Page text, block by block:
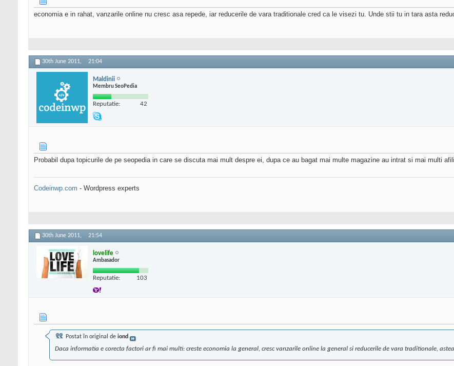
economia e in rahat, vanzarile online nu cresc asa repede, iar reducerile de vara traditionale cred ca le visezi tu. Unde stii tu in tara asta
30th June 2011, 21:04
Maldinii
Membru SeoPedia
Reputatie: 42
Probabil dupa topicurile de pe seopedia in care se discuta mai mult despre ei, dupa ce au bagat mai multe magazine au intrat si mai multi
Codeinwp.com - Wordpress experts
30th June 2011, 21:54
lovelife
Ambasador
Reputatie: 103
Postat în original de iond
Daca informatia e corecta factori ar fi mai multi: creste economia la general, cresc vanzarile online la general si reducerile de vara traditionale,